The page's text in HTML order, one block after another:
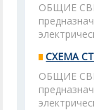
ОБЩИЕ
СХЕМА
ОБЩИЕ